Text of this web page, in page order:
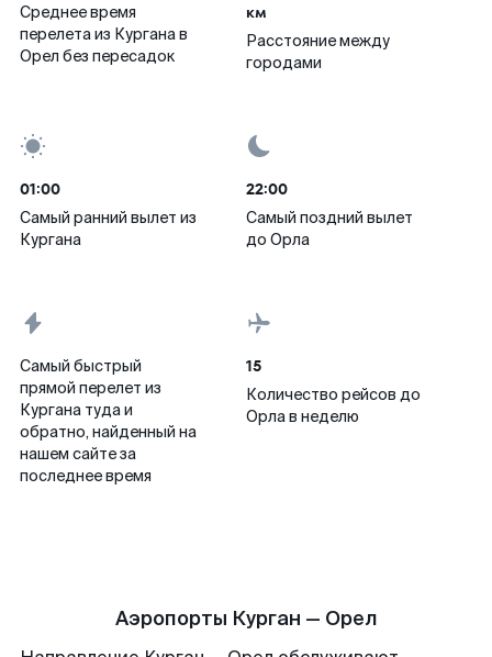
Среднее время
перелета из Кургана в
Орел без пересадок
км
Расстояние между
городами
01:00
Самый ранний вылет из
Кургана
22:00
Самый поздний вылет
до Орла
Самый быстрый
прямой перелет из
Кургана туда и
обратно, найденный на
нашем сайте за
последнее время
15
Количество рейсов до
Орла в неделю
Аэропорты Курган — Орел